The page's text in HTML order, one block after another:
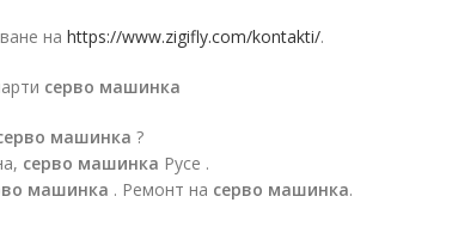
на https://www.zigifly.com/kontakti/.
серво машинка
машинка ?
серво машинка Русе .
машинка . Ремонт на серво машинка.